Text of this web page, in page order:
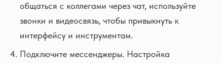
общаться с коллегами через чат, используйте
звонки и видеосвязь, чтобы привыкнуть к
интерфейсу и инструментам.
Подключите мессенджеры. Настройка